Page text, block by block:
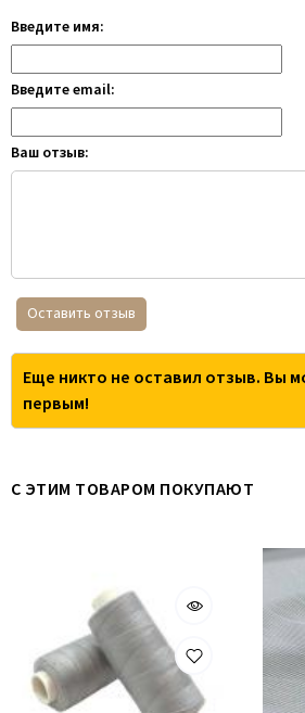
Введите имя:
Введите email:
Ваш отзыв:
Оставить отзыв
Еще никто не оставил отзыв. Вы
первым!
С ЭТИМ ТОВАРОМ ПОКУПАЮТ